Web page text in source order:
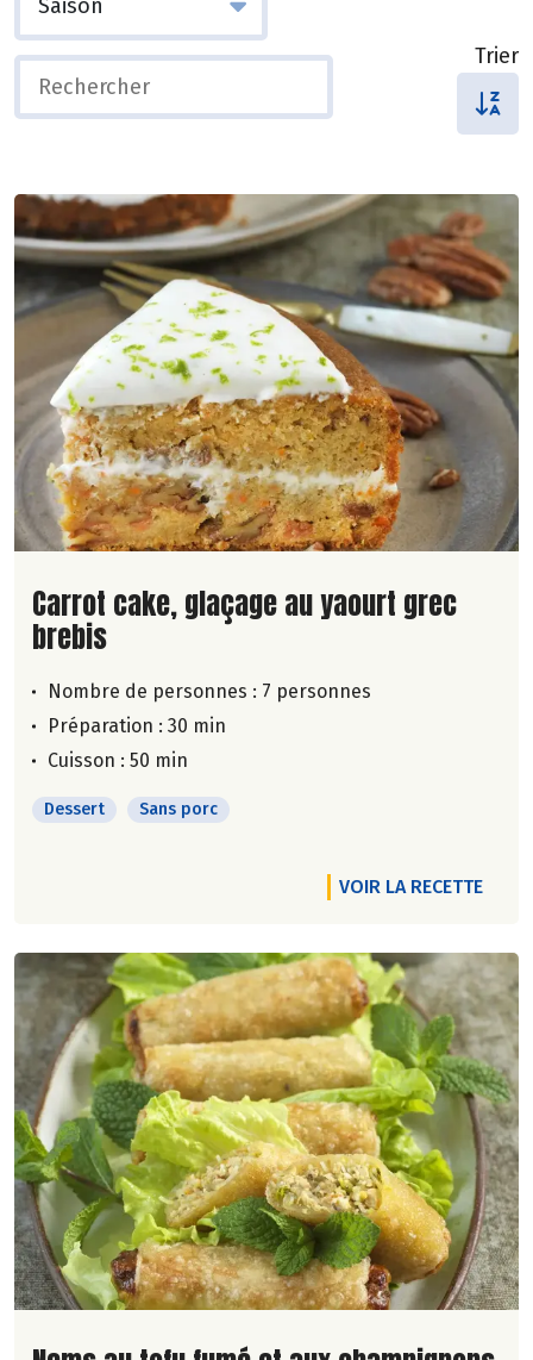
Trier
Lire la suite de la recette
Carrot cake, glaçage au yaourt grec
brebis
Nombre de personnes : 7 personnes
Préparation : 30 min
Cuisson : 50 min
Dessert Sans porc
VOIR LA RECETTE